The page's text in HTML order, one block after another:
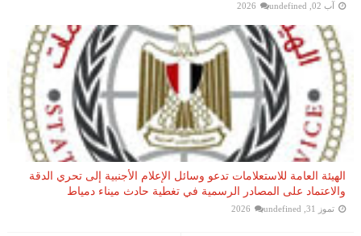
آب 02, 2026 undefined
الهيئة العامة للاستعلامات تدعو وسائل الإعلام الأجنبية إلى تحري الدقة
والاعتماد على المصادر الرسمية في تغطية حادث ميناء دمياط
تموز 31, 2026 undefined